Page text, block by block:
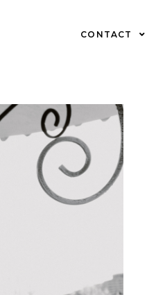
CONTACT